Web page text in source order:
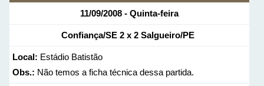
11/09/2008 - Quinta-feira
Confiança/SE 2 x 2 Salgueiro/PE
Local: Estádio Batistão
Obs.: Não temos a ficha técnica dessa partida.